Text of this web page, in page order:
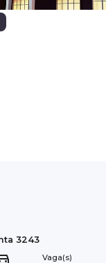
3243
Vaga(s)